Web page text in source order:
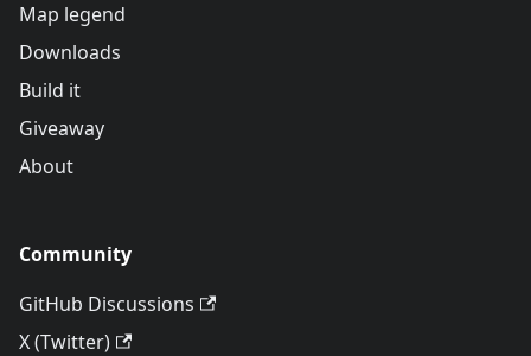
Map legend
Downloads
Build it
Giveaway
About
Community
GitHub Discussions
X (Twitter)